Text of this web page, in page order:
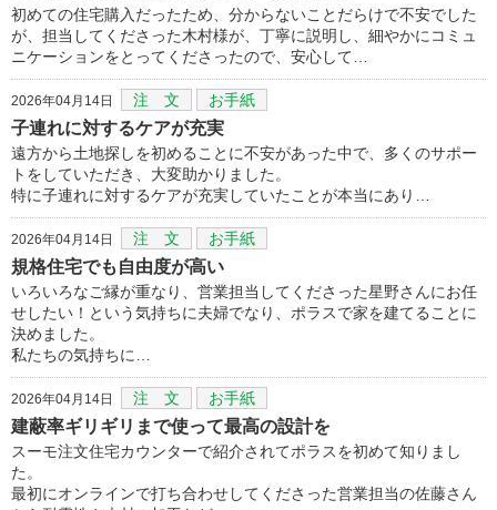
初めての住宅購入だったため、分からないことだらけで不安でした
が、担当してくださった木村様が、丁寧に説明し、細やかにコミュ
ニケーションをとってくださったので、安心して…
2026年04月14日 注 文 お手紙
子連れに対するケアが充実
遠方から土地探しを初めることに不安があった中で、多くのサポー
トをしていただき、大変助かりました。
特に子連れに対するケアが充実していたことが本当にあり…
2026年04月14日 注 文 お手紙
規格住宅でも自由度が高い
いろいろなご縁が重なり、営業担当してくださった星野さんにお任
せしたい！という気持ちに夫婦でなり、ポラスで家を建てることに
決めました。
私たちの気持ちに…
2026年04月14日 注 文 お手紙
建蔽率ギリギリまで使って最高の設計を
スーモ注文住宅カウンターで紹介されてポラスを初めて知りまし
た。
最初にオンラインで打ち合わせしてくださった営業担当の佐藤さん